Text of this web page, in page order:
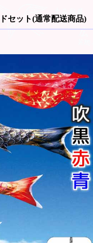
セット(通常配送商品)